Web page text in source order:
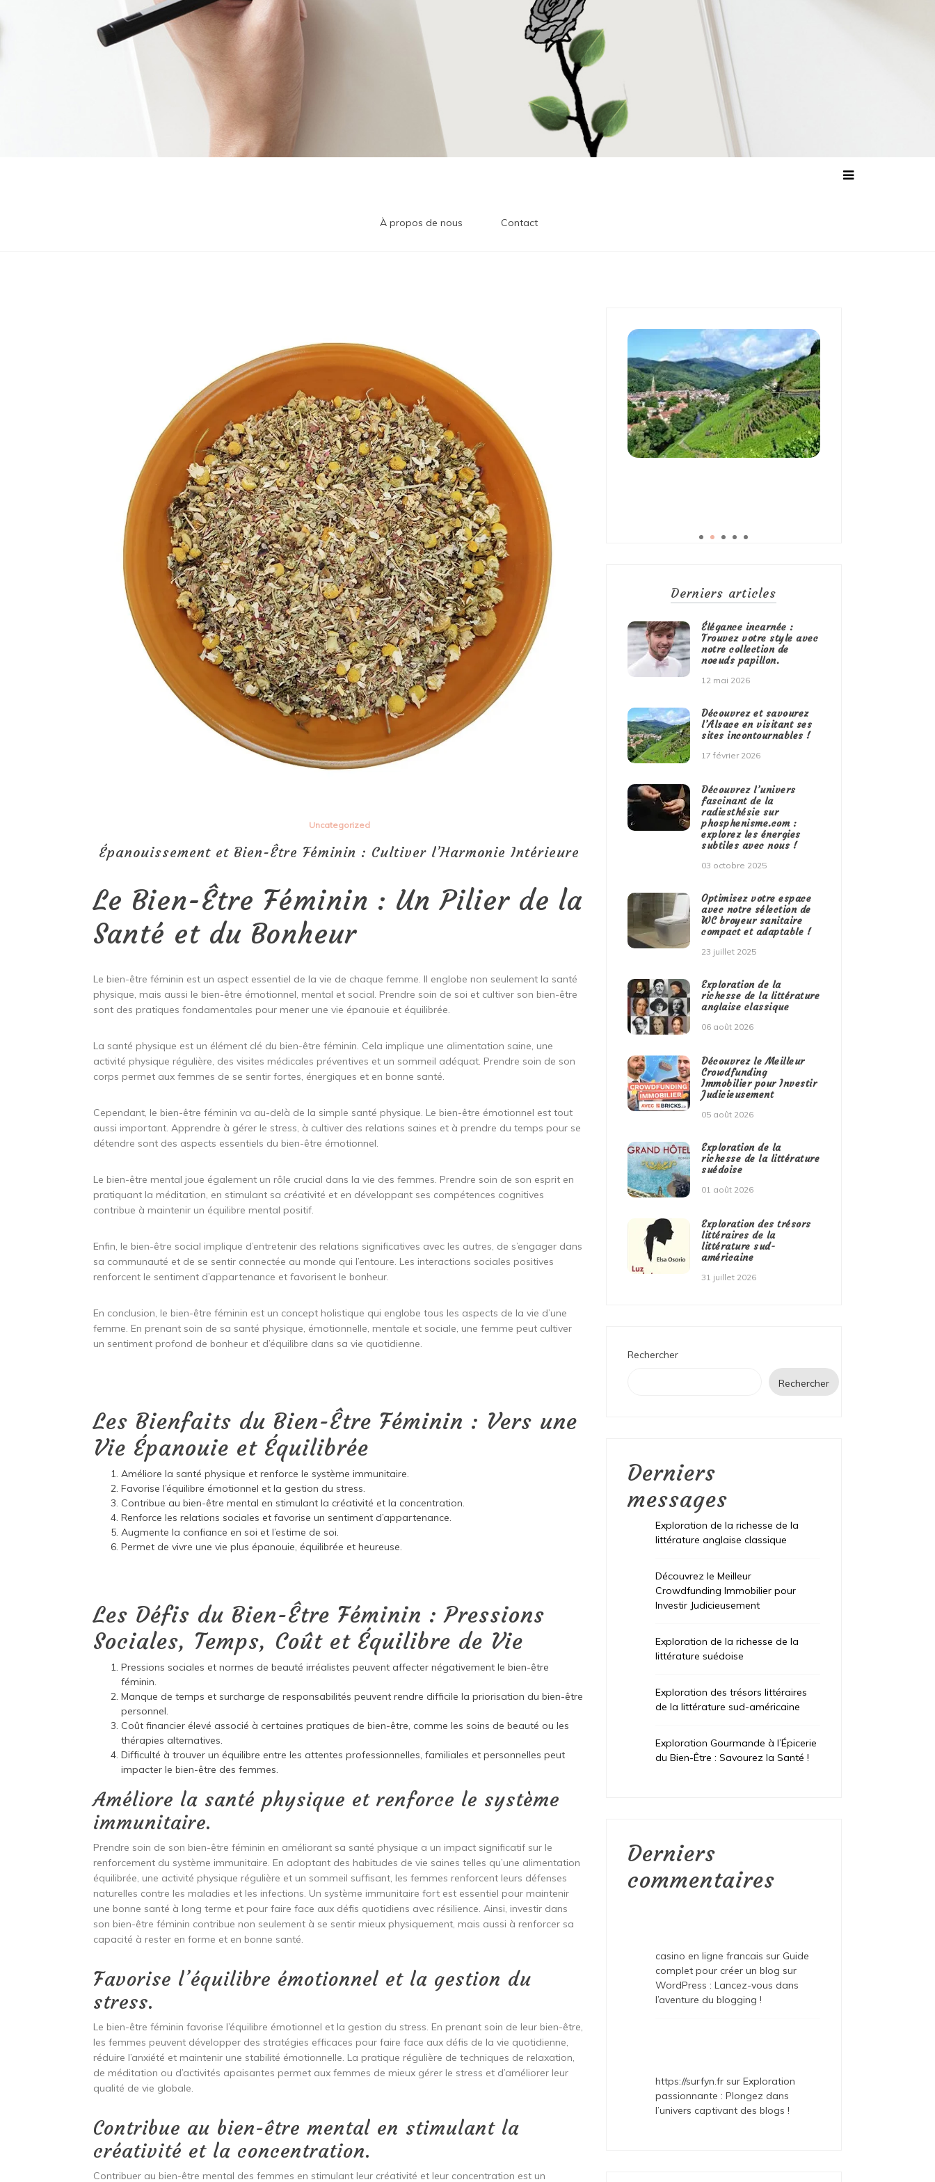
À propos de nous Contact
Uncategorized
Épanouissement et Bien-Être Féminin : Cultiver l’Harmonie Intérieure
Le Bien-Être Féminin : Un Pilier de la
Santé et du Bonheur
Le bien-être féminin est un aspect essentiel de la vie de chaque femme. Il englobe non seulement la santé
physique, mais aussi le bien-être émotionnel, mental et social. Prendre soin de soi et cultiver son bien-être
sont des pratiques fondamentales pour mener une vie épanouie et équilibrée.
La santé physique est un élément clé du bien-être féminin. Cela implique une alimentation saine, une
activité physique régulière, des visites médicales préventives et un sommeil adéquat. Prendre soin de son
corps permet aux femmes de se sentir fortes, énergiques et en bonne santé.
Cependant, le bien-être féminin va au-delà de la simple santé physique. Le bien-être émotionnel est tout
aussi important. Apprendre à gérer le stress, à cultiver des relations saines et à prendre du temps pour se
détendre sont des aspects essentiels du bien-être émotionnel.
Le bien-être mental joue également un rôle crucial dans la vie des femmes. Prendre soin de son esprit en
pratiquant la méditation, en stimulant sa créativité et en développant ses compétences cognitives
contribue à maintenir un équilibre mental positif.
Enfin, le bien-être social implique d’entretenir des relations significatives avec les autres, de s’engager dans
sa communauté et de se sentir connectée au monde qui l’entoure. Les interactions sociales positives
renforcent le sentiment d’appartenance et favorisent le bonheur.
En conclusion, le bien-être féminin est un concept holistique qui englobe tous les aspects de la vie d’une
femme. En prenant soin de sa santé physique, émotionnelle, mentale et sociale, une femme peut cultiver
un sentiment profond de bonheur et d’équilibre dans sa vie quotidienne.
Les Bienfaits du Bien-Être Féminin : Vers une
Vie Épanouie et Équilibrée
Améliore la santé physique et renforce le système immunitaire.
Favorise l’équilibre émotionnel et la gestion du stress.
Contribue au bien-être mental en stimulant la créativité et la concentration.
Renforce les relations sociales et favorise un sentiment d’appartenance.
Augmente la confiance en soi et l’estime de soi.
Permet de vivre une vie plus épanouie, équilibrée et heureuse.
Les Défis du Bien-Être Féminin : Pressions
Sociales, Temps, Coût et Équilibre de Vie
Pressions sociales et normes de beauté irréalistes peuvent affecter négativement le bien-être
féminin.
Manque de temps et surcharge de responsabilités peuvent rendre difficile la priorisation du bien-être
personnel.
Coût financier élevé associé à certaines pratiques de bien-être, comme les soins de beauté ou les
thérapies alternatives.
Difficulté à trouver un équilibre entre les attentes professionnelles, familiales et personnelles peut
impacter le bien-être des femmes.
Améliore la santé physique et renforce le système
immunitaire.
Prendre soin de son bien-être féminin en améliorant sa santé physique a un impact significatif sur le
renforcement du système immunitaire. En adoptant des habitudes de vie saines telles qu’une alimentation
équilibrée, une activité physique régulière et un sommeil suffisant, les femmes renforcent leurs défenses
naturelles contre les maladies et les infections. Un système immunitaire fort est essentiel pour maintenir
une bonne santé à long terme et pour faire face aux défis quotidiens avec résilience. Ainsi, investir dans
son bien-être féminin contribue non seulement à se sentir mieux physiquement, mais aussi à renforcer sa
capacité à rester en forme et en bonne santé.
Favorise l’équilibre émotionnel et la gestion du
stress.
Le bien-être féminin favorise l’équilibre émotionnel et la gestion du stress. En prenant soin de leur bien-être,
les femmes peuvent développer des stratégies efficaces pour faire face aux défis de la vie quotidienne,
réduire l’anxiété et maintenir une stabilité émotionnelle. La pratique régulière de techniques de relaxation,
de méditation ou d’activités apaisantes permet aux femmes de mieux gérer le stress et d’améliorer leur
qualité de vie globale.
Contribue au bien-être mental en stimulant la
créativité et la concentration.
Contribuer au bien-être mental des femmes en stimulant leur créativité et leur concentration est un
Derniers articles
Élégance incarnée :
Trouvez votre style avec
notre collection de
noeuds papillon.
12 mai 2026
Découvrez et savourez
l’Alsace en visitant ses
sites incontournables !
17 février 2026
Découvrez l’univers
fascinant de la
radiesthésie sur
phosphenisme.com :
explorez les énergies
subtiles avec nous !
03 octobre 2025
Optimisez votre espace
avec notre sélection de
WC broyeur sanitaire
compact et adaptable !
23 juillet 2025
Exploration de la
richesse de la littérature
anglaise classique
06 août 2026
Découvrez le Meilleur
Crowdfunding
Immobilier pour Investir
Judicieusement
05 août 2026
Exploration de la
richesse de la littérature
suédoise
01 août 2026
Exploration des trésors
littéraires de la
littérature sud-
américaine
31 juillet 2026
Rechercher
Rechercher
Derniers
messages
Exploration de la richesse de la
littérature anglaise classique
Découvrez le Meilleur
Crowdfunding Immobilier pour
Investir Judicieusement
Exploration de la richesse de la
littérature suédoise
Exploration des trésors littéraires
de la littérature sud-américaine
Exploration Gourmande à l’Épicerie
du Bien-Être : Savourez la Santé !
Derniers
commentaires
casino en ligne francais sur Guide
complet pour créer un blog sur
WordPress : Lancez-vous dans
l’aventure du blogging !
https://surfyn.fr surExploration
passionnante : Plongez dans
l’univers captivant des blogs !